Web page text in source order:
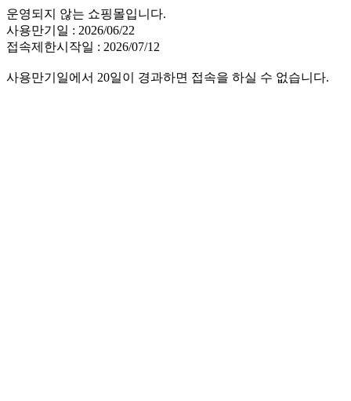
운영되지 않는 쇼핑몰입니다.
사용만기일 : 2026/06/22
접속제한시작일 : 2026/07/12
사용만기일에서 20일이 경과하면 접속을 하실 수 없습니다.